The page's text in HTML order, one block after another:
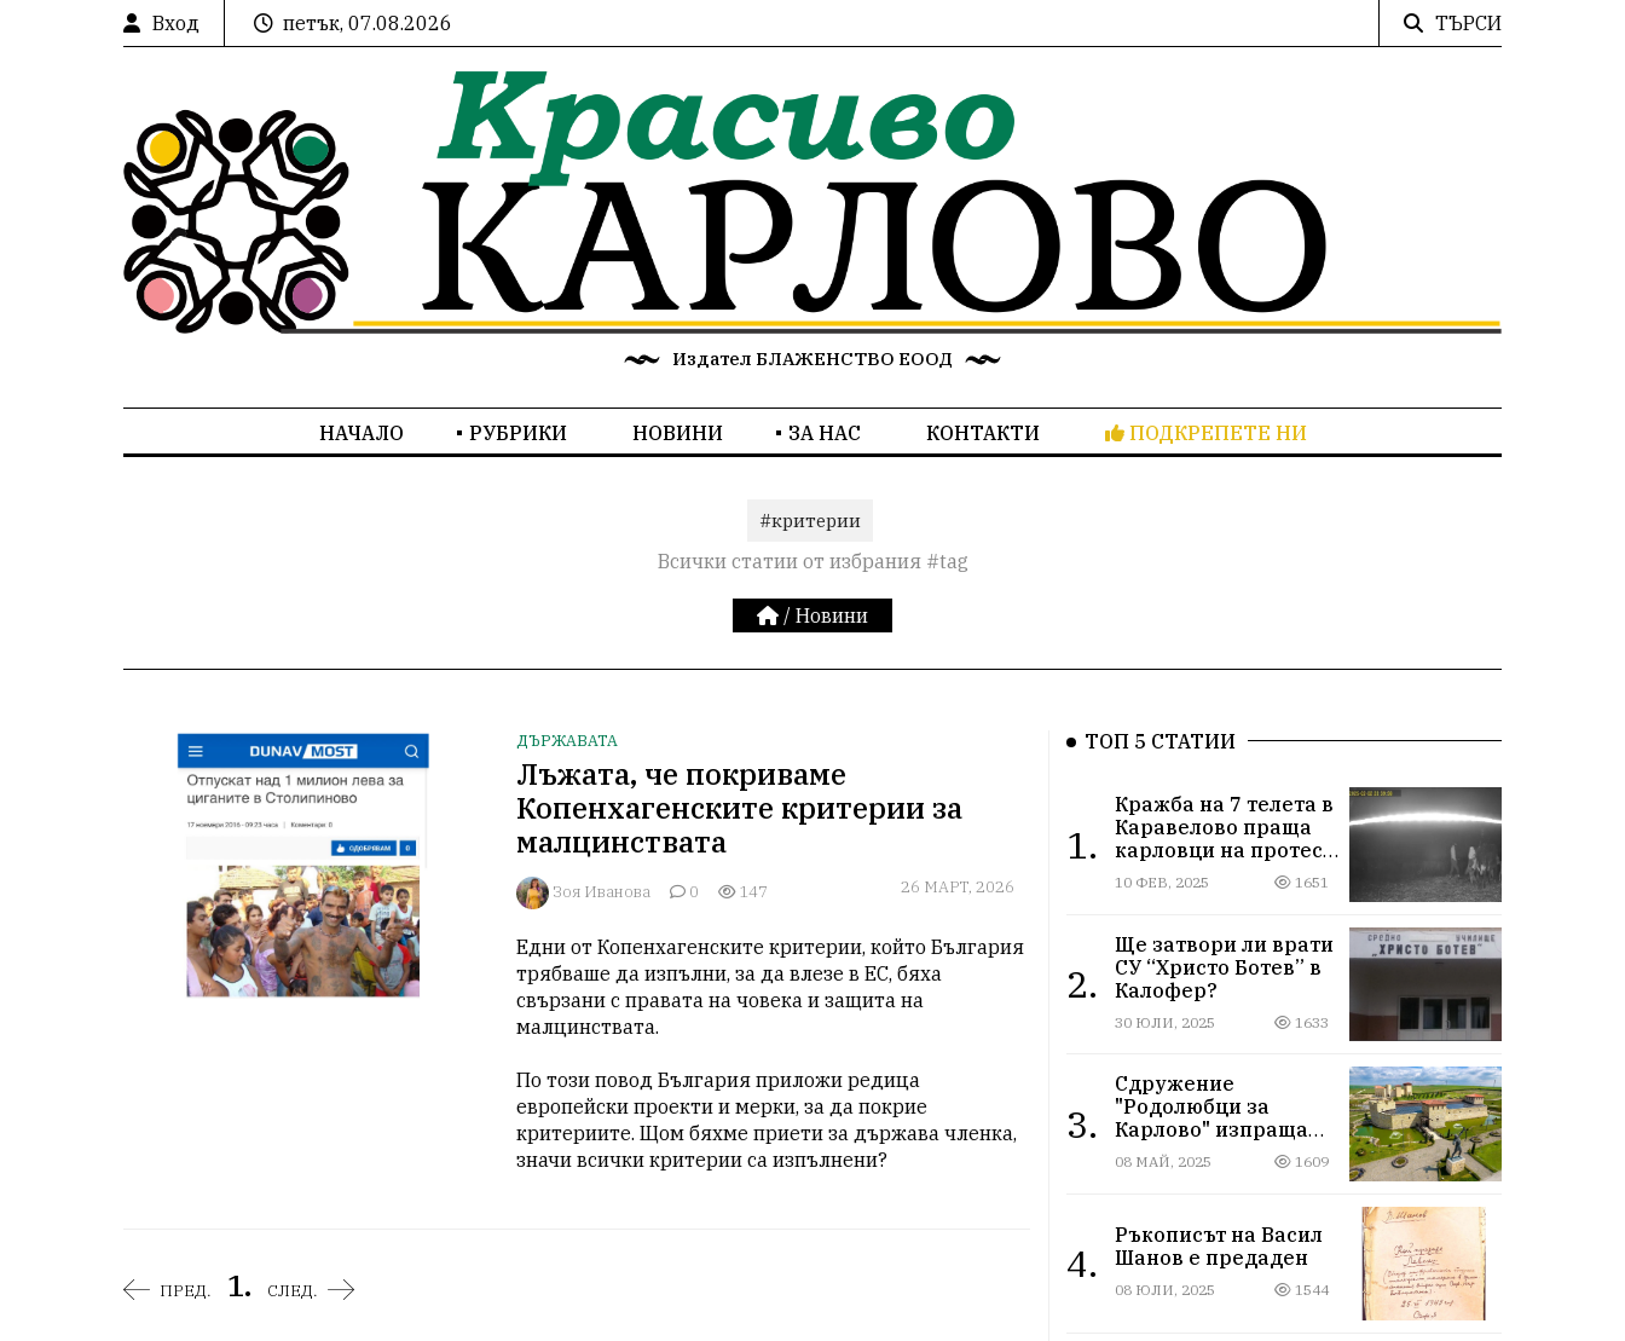
Вход петък, 07.08.2026 ТЪРСИ
Издател БЛАЖЕНСТВО ЕООД
НАЧАЛО РУБРИКИ НОВИНИ ЗА НАС КОНТАКТИ ПОДКРЕПЕТЕ НИ
#критерии
Всички статии от избрания #tag
/ Новини
ДЪРЖАВАТА
Лъжата, че покриваме
Копенхагенските критерии за
малцинствата
Зоя Иванова 0 147 26 МАРТ, 2026
Едни от Копенхагенските критерии, който България
трябваше да изпълни, за да влезе в ЕС, бяха
свързани с правата на човека и защита на
малцинствата.
По този повод България приложи редица
европейски проекти и мерки, за да покрие
критериите. Щом бяхме приети за държава членка,
значи всички критерии са изпълнени?
ПРЕД. 1. СЛЕД.
ТОП 5 СТАТИИ
1.
Кражба на 7 телета в
Каравелово праща
карловци на протест
пред Окръжния съд
10 ФЕВ, 2025 1651
2.
Ще затвори ли врати
СУ “Христо Ботев” в
Калофер?
30 ЮЛИ, 2025 1633
3.
Сдружение
"Родолюбци за
Карлово" изпраща
ученици на
екскурзия в
дискриминацията
08 МАЙ, 2025 1609
4.
Ръкописът на Васил
Шанов е предаден
08 ЮЛИ, 2025 1544